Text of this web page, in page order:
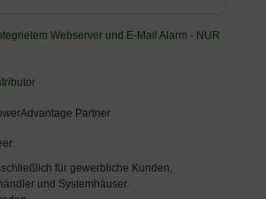
für gewerbliche Kunden,
und Systemhäuser.